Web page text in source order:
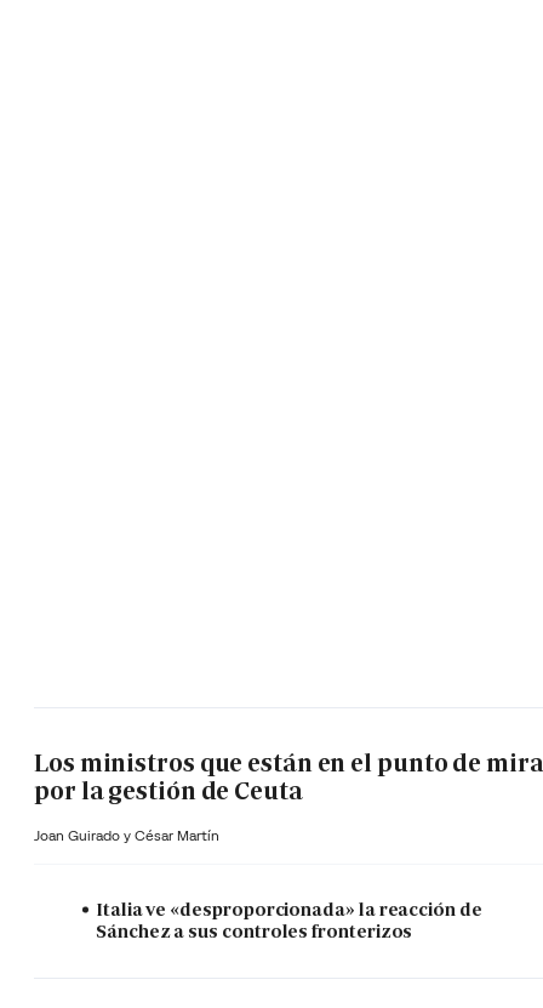
Los ministros que están en el punto de mira
por la gestión de Ceuta
Joan Guirado y César Martín
Italia ve «desproporcionada» la reacción de
Sánchez a sus controles fronterizos